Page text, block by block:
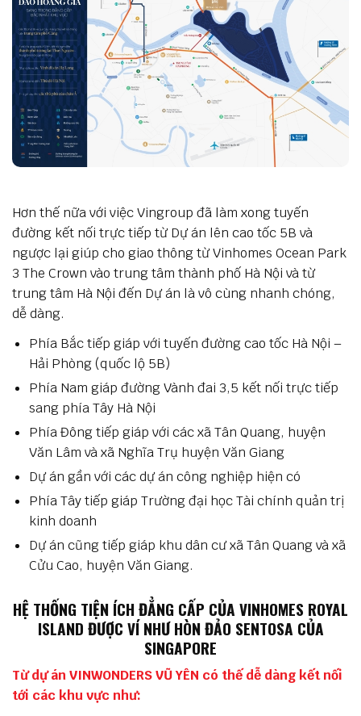
Hơn thế nữa với việc Vingroup đã làm xong tuyến
đường kết nối trực tiếp từ Dự án lên cao tốc 5B và
ngược lại giúp cho giao thông từ Vinhomes Ocean Park
3 The Crown vào trung tâm thành phố Hà Nội và từ
trung tâm Hà Nội đến Dự án là vô cùng nhanh chóng,
dễ dàng.
Phía Bắc tiếp giáp với tuyến đường cao tốc Hà Nội –
Hải Phòng (quốc lộ 5B)
Phía Nam giáp đường Vành đai 3,5 kết nối trực tiếp
sang phía Tây Hà Nội
Phía Đông tiếp giáp với các xã Tân Quang, huyện
Văn Lâm và xã Nghĩa Trụ huyện Văn Giang
Dự án gần với các dự án công nghiệp hiện có
Phía Tây tiếp giáp Trường đại học Tài chính quản trị
kinh doanh
Dự án cũng tiếp giáp khu dân cư xã Tân Quang và xã
Cửu Cao, huyện Văn Giang.
HỆ THỐNG TIỆN ÍCH ĐẲNG CẤP CỦA VINHOMES ROYAL
ISLAND ĐƯỢC VÍ NHƯ HÒN ĐẢO SENTOSA CỦA
SINGAPORE
Từ dự án VINWONDERS VŨ YÊN có thế dễ dàng kết nối
tới các khu vực như: